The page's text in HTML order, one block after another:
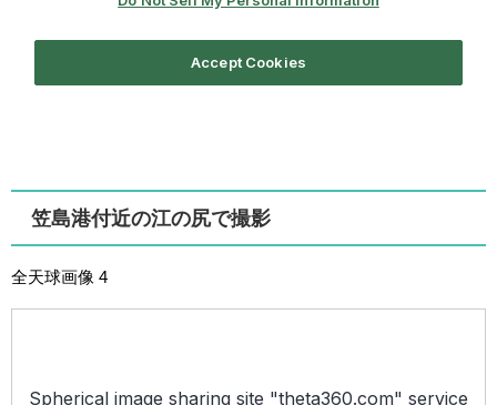
笠島港付近の江の尻で撮影
全天球画像 4